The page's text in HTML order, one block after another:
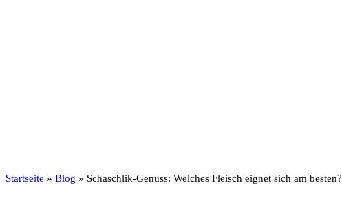
Startseite » Blog » Schaschlik-Genuss: Welches Fleisch eignet sich am besten?